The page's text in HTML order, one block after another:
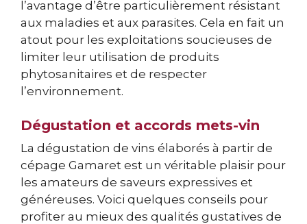
l’avantage d’être particulièrement résistant
aux maladies et aux parasites. Cela en fait un
atout pour les exploitations soucieuses de
limiter leur utilisation de produits
phytosanitaires et de respecter
l’environnement.
Dégustation et accords mets-vin
La dégustation de vins élaborés à partir de
cépage Gamaret est un véritable plaisir pour
les amateurs de saveurs expressives et
généreuses. Voici quelques conseils pour
profiter au mieux des qualités gustatives de